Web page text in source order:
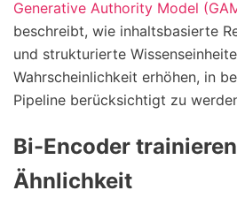
Generative Authority Model
beschreibt, wie inhaltsbasierte
und strukturierte
Wahrscheinlichkeit erhöhen, in
Pipeline berücksichtigt zu
Bi-Encoder
Ähnlichkeit